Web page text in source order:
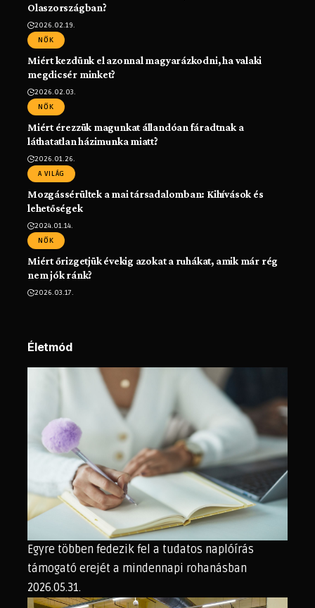
Olaszországban?
2026.02.19.
NŐK
Miért kezdünk el azonnal magyarázkodni, ha valaki
megdicsér minket?
2026.02.03.
NŐK
Miért érezzük magunkat állandóan fáradtnak a
láthatatlan házimunka miatt?
2026.01.26.
A VILÁG
Mozgássérültek a mai társadalomban: Kihívások és
lehetőségek
2024.01.14.
NŐK
Miért őrizgetjük évekig azokat a ruhákat, amik már rég
nem jók ránk?
2026.03.17.
Életmód
Egyre többen fedezik fel a tudatos naplóírás
támogató erejét a mindennapi rohanásban
2026.05.31.